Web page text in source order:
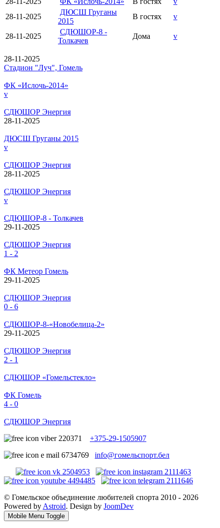
28-11-2025
ДЮСШ Груганы
2015
В гостях v
28-11-2025
СДЮШОР-8 -
Толкачев
Дома v
28-11-2025
Стадион "Луч", Гомель
ФК «Ислочь-2014»
v
СДЮШОР Энергия
28-11-2025
ДЮСШ Груганы 2015
v
СДЮШОР Энергия
28-11-2025
СДЮШОР Энергия
v
СДЮШОР-8 - Толкачев
29-11-2025
СДЮШОР Энергия
1 - 2
ФК Метеор Гомель
29-11-2025
СДЮШОР Энергия
0 - 6
СДЮШОР-8-«Новобелица-2»
29-11-2025
СДЮШОР Энергия
2 - 1
СДЮШОР «Гомельстекло»
ФК Гомель
4 - 0
СДЮШОР Энергия
+375-29-1505907
info@гомельспорт.бел
© Гомельское объединение любителей спорта 2010 - 2026
Powered by Astroid. Design by JoomDev
Mobile Menu Toggle